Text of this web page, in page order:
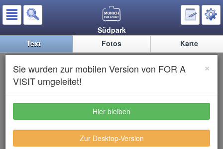
×
Sie wurden zur mobilen Version von FOR A
VISIT umgeleitet!
Hier bleiben
Zur Desktop-Version
Südpark
Text
Fotos Karte
Südpark